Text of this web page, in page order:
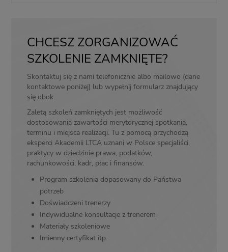
CHCESZ ZORGANIZOWAĆ
SZKOLENIE ZAMKNIĘTE?
Skontaktuj się z nami telefonicznie albo mailowo (dane
kontaktowe poniżej) lub wypełnij formularz znajdujący
się obok.
Zaletą szkoleń zamkniętych jest możliwość
dostosowania zawartości merytorycznej spotkania,
terminu i miejsca realizacji. Tu z pomocą przychodzą
eksperci Akademii LTCA uznani w Polsce specjaliści,
praktycy w dziedzinie prawa, podatków,
rachunkowości, kadr, płac i finansów.
Program szkolenia dopasowany do Państwa
potrzeb
Doświadczeni trenerzy
Indywidualne konsultacje z trenerem
Materiały szkoleniowe
Imienny certyfikat itp.